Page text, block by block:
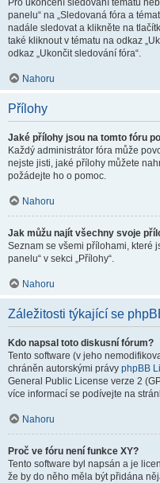
Pro ukončení sledování tématu
panelu“ na „Sledovaná fóra a
nadále sledovat a klikněte na
také kliknout v tématu na odkaz
odkaz „Ukončit sledování fóra“.
Nahoru
Přílohy
Jaké přílohy jsou na tomto fóru
Každý administrátor fóra může
nejste jisti, jaké přílohy můžete
požádejte ho o pomoc.
Nahoru
Jak můžu najít všechny svoje
Seznam se všemi přílohami, které
panelu“ v sekci „Přílohy“.
Nahoru
Záležitosti týkající se
Kdo napsal toto diskusní fórum?
Tento software (v jeho
chráněn autorskými právy phpBB
General Public License verze 2
více informací se podívejte na
Nahoru
Proč ve fóru není funkce XY?
Tento software byl napsán a je
že by do něho měla být přidána